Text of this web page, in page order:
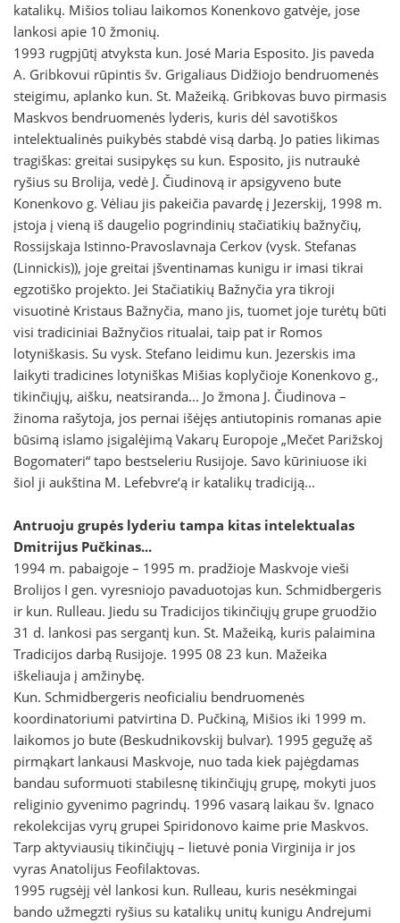
katalikų. Mišios toliau laikomos Konenkovo gatvėje, jose
lankosi apie 10 žmonių.
1993 rugpjūtį atvyksta kun. José Maria Esposito. Jis paveda
A. Gribkovui rūpintis šv. Grigaliaus Didžiojo bendruomenės
steigimu, aplanko kun. St. Mažeiką. Gribkovas buvo pirmasis
Maskvos bendruomenės lyderis, kuris dėl savotiškos
intelektualinės puikybės stabdė visą darbą. Jo paties likimas
tragiškas: greitai susipykęs su kun. Esposito, jis nutraukė
ryšius su Brolija, vedė J. Čiudinovą ir apsigyveno bute
Konenkovo g. Vėliau jis pakeičia pavardę į Jezerskij, 1998 m.
įstoja į vieną iš daugelio pogrindinių stačiatikių bažnyčių,
Rossijskaja Istinno-Pravoslavnaja Cerkov (vysk. Stefanas
(Linnickis)), joje greitai įšventinamas kunigu ir imasi tikrai
egzotiško projekto. Jei Stačiatikių Bažnyčia yra tikroji
visuotinė Kristaus Bažnyčia, mano jis, tuomet joje turėtų būti
visi tradiciniai Bažnyčios ritualai, taip pat ir Romos
lotyniškasis. Su vysk. Stefano leidimu kun. Jezerskis ima
laikyti tradicines lotyniškas Mišias koplyčioje Konenkovo g.,
tikinčiųjų, aišku, neatsiranda... Jo žmona J. Čiudinova –
žinoma rašytoja, jos pernai išėjęs antiutopinis romanas apie
būsimą islamo įsigalėjimą Vakarų Europoje „Mečet Parižskoj
Bogomateri“ tapo bestseleriu Rusijoje. Savo kūriniuose iki
šiol ji aukština M. Lefebvre‘ą ir katalikų tradiciją...
Antruoju grupės lyderiu tampa kitas intelektualas
Dmitrijus Pučkinas...
1994 m. pabaigoje – 1995 m. pradžioje Maskvoje vieši
Brolijos I gen. vyresniojo pavaduotojas kun. Schmidbergeris
ir kun. Rulleau. Jiedu su Tradicijos tikinčiųjų grupe gruodžio
31 d. lankosi pas sergantį kun. St. Mažeiką, kuris palaimina
Tradicijos darbą Rusijoje. 1995 08 23 kun. Mažeika
iškeliauja į amžinybę.
Kun. Schmidbergeris neoficialiu bendruomenės
koordinatoriumi patvirtina D. Pučkiną, Mišios iki 1999 m.
laikomos jo bute (Beskudnikovskij bulvar). 1995 gegužę aš
pirmąkart lankausi Maskvoje, nuo tada kiek pajėgdamas
bandau suformuoti stabilesnę tikinčiųjų grupę, mokyti juos
religinio gyvenimo pagrindų. 1996 vasarą laikau šv. Ignaco
rekolekcijas vyrų grupei Spiridonovo kaime prie Maskvos.
Tarp aktyviausių tikinčiųjų – lietuvė ponia Virginija ir jos
vyras Anatolijus Feofilaktovas.
1995 rugsėjį vėl lankosi kun. Rulleau, kuris nesėkmingai
bando užmegzti ryšius su katalikų unitų kunigu Andrejumi